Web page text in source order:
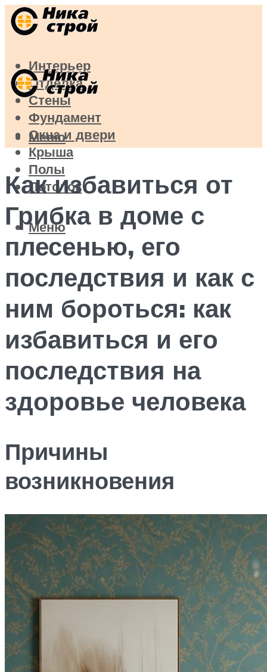
Интерьер
Отделка
Стены
Фундамент
Окна и двери
Крыша
Полы
Потолок
Меню
Меню
Как избавиться от
Грибка в доме с
плесенью, его
последствия и как с
ним бороться: как
избавиться и его
последствия на
здоровье человека
Причины
возникновения